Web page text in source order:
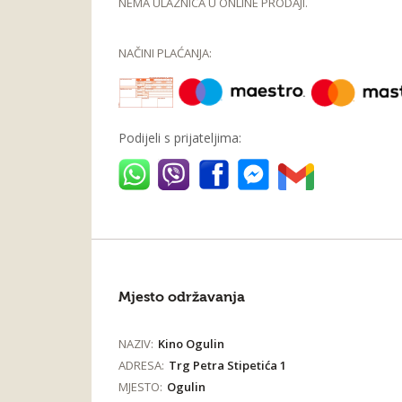
NAČINI PLAĆANJA:
Podijeli s prijateljima:
Mjesto održavanja
NAZIV: Kino Ogulin
ADRESA: Trg Petra Stipetića 1
MJESTO: Ogulin